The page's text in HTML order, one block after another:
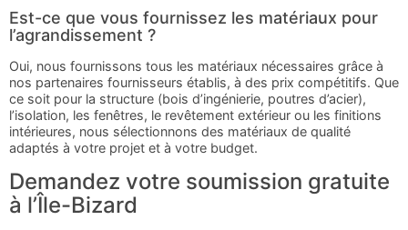
Est-ce que vous fournissez les matériaux pour
l’agrandissement ?
Oui, nous fournissons tous les matériaux nécessaires grâce à
nos partenaires fournisseurs établis, à des prix compétitifs. Que
ce soit pour la structure (bois d’ingénierie, poutres d’acier),
l’isolation, les fenêtres, le revêtement extérieur ou les finitions
intérieures, nous sélectionnons des matériaux de qualité
adaptés à votre projet et à votre budget.
Demandez votre soumission gratuite
à l’Île-Bizard